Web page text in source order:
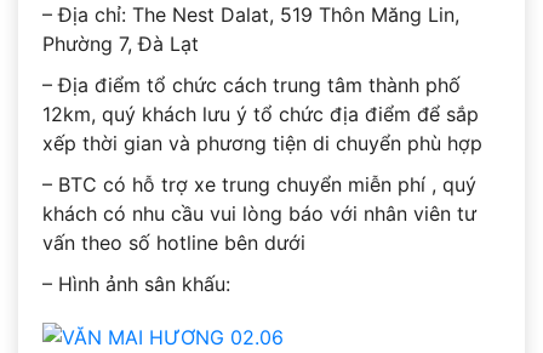
– Địa chỉ: The Nest Dalat, 519 Thôn Măng Lin,
Phường 7, Đà Lạt
– Địa điểm tổ chức cách trung tâm thành phố
12km, quý khách lưu ý tổ chức địa điểm để sắp
xếp thời gian và phương tiện di chuyển phù hợp
– BTC có hỗ trợ xe trung chuyển miễn phí , quý
khách có nhu cầu vui lòng báo với nhân viên tư
vấn theo số hotline bên dưới
– Hình ảnh sân khấu: